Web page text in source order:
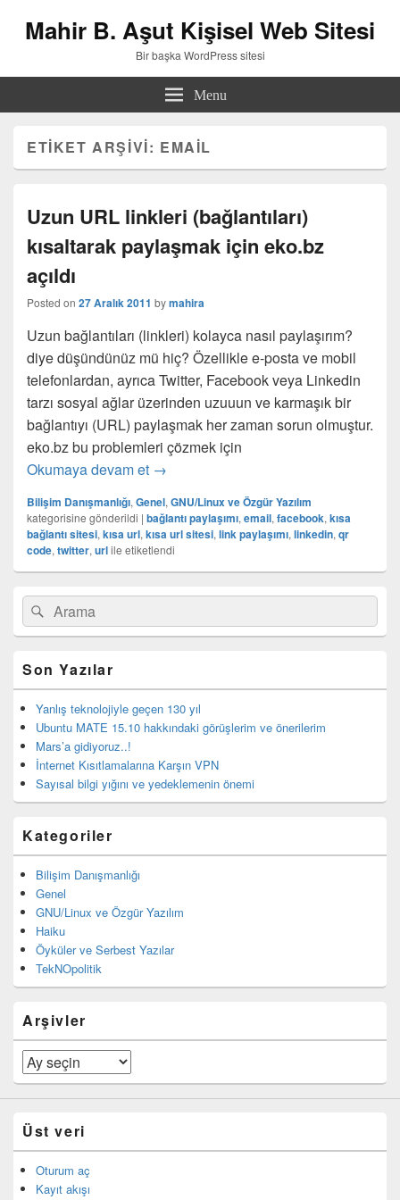
Mahir B. Aşut Kişisel Web Sitesi
Bir başka WordPress sitesi
Menu
ETIKET ARŞIVI: EMAIL
Uzun URL linkleri (bağlantıları)
kısaltarak paylaşmak için eko.bz
açıldı
Posted on 27 Aralık 2011 bymahira
Uzun bağlantıları (linkleri) kolayca nasıl paylaşırım?
diye düşündünüz mü hiç? Özellikle e-posta ve mobil
telefonlardan, ayrıca Twitter, Facebook veya Linkedin
tarzı sosyal ağlar üzerinden uzuuun ve karmaşık bir
bağlantıyı (URL) paylaşmak her zaman sorun olmuştur.
eko.bz bu problemleri çözmek için
Okumaya devam et Uzun URL linkleri (bağlantıları)
→
Bilişim Danışmanlığı, Genel, GNU/Linux ve Özgür Yazılım
kategorisine gönderildi | bağlantı paylaşımı, email, facebook, kısa
bağlantı sitesi, kısa url, kısa url sitesi, link paylaşımı, linkedin, qr
code, twitter, urlile etiketlendi
Birincil
bar
eklenti
Search
for:
Ara
Son Yazılar
Yanlış teknolojiyle geçen 130 yıl
Ubuntu MATE 15.10 hakkındaki görüşlerim ve önerilerim
Mars’a gidiyoruz..!
İnternet Kısıtlamalarına Karşın VPN
Sayısal bilgi yığını ve yedeklemenin önemi
Kategoriler
Bilişim Danışmanlığı
Genel
GNU/Linux ve Özgür Yazılım
Haiku
Öyküler ve Serbest Yazılar
TekNOpolitik
Arşivler
Arşivler
Üst veri
Oturum aç
Kayıt akışı